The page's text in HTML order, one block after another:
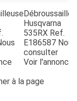
Husqvarna
535RX Ref.
E186587 Nous
consulter
Voir l'annonce
à la page